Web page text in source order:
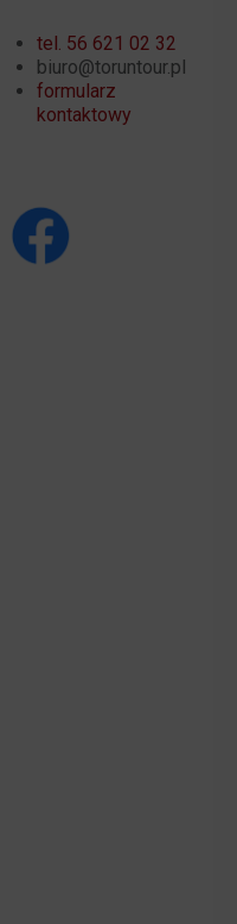
tel. 56 621 02 32
biuro@toruntour.pl
formularz
kontaktowy